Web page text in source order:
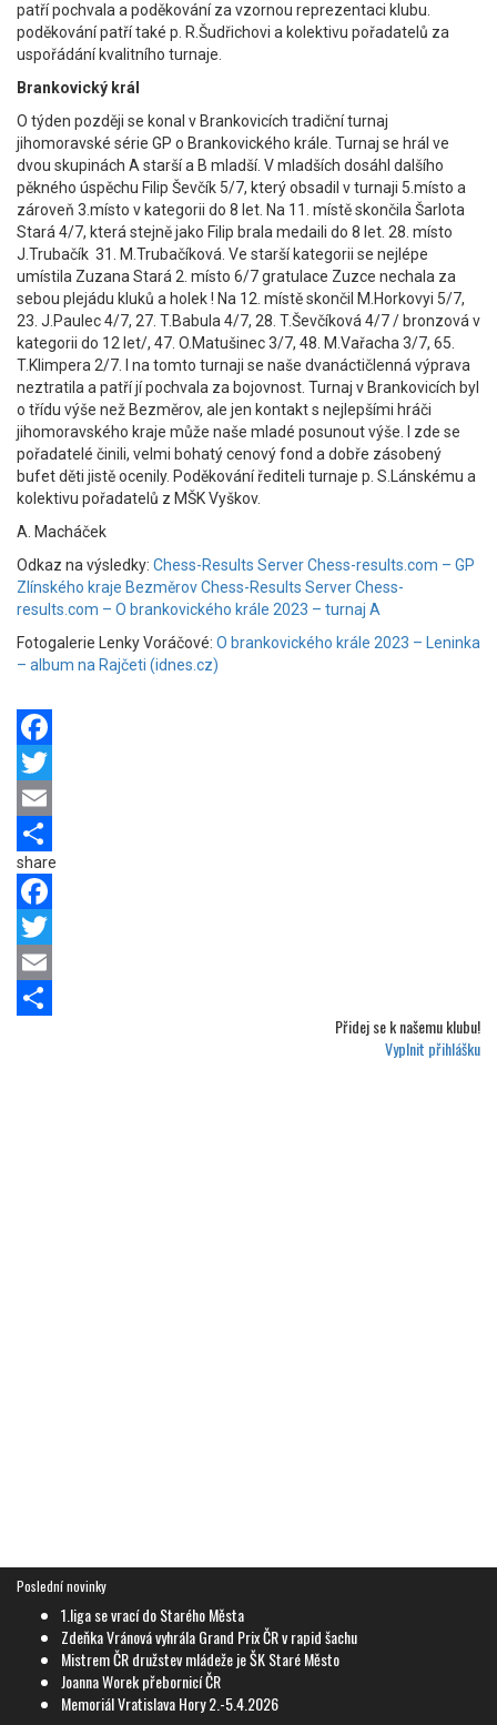
patří pochvala a poděkování za vzornou reprezentaci klubu.
poděkování patří také p. R.Šudřichovi a kolektivu pořadatelů za
uspořádání kvalitního turnaje.
Brankovický král
O týden později se konal v Brankovicích tradiční turnaj
jihomoravské série GP o Brankovického krále. Turnaj se hrál ve
dvou skupinách A starší a B mladší. V mladších dosáhl dalšího
pěkného úspěchu Filip Ševčík 5/7, který obsadil v turnaji 5.místo a
zároveň 3.místo v kategorii do 8 let. Na 11. místě skončila Šarlota
Stará 4/7, která stejně jako Filip brala medaili do 8 let. 28. místo
J.Trubačík 31. M.Trubačíková. Ve starší kategorii se nejlépe
umístila Zuzana Stará 2. místo 6/7 gratulace Zuzce nechala za
sebou plejádu kluků a holek ! Na 12. místě skončil M.Horkovyi 5/7,
23. J.Paulec 4/7, 27. T.Babula 4/7, 28. T.Ševčíková 4/7 / bronzová v
kategorii do 12 let/, 47. O.Matušinec 3/7, 48. M.Vařacha 3/7, 65.
T.Klimpera 2/7. I na tomto turnaji se naše dvanáctičlenná výprava
neztratila a patří jí pochvala za bojovnost. Turnaj v Brankovicích byl
o třídu výše než Bezměrov, ale jen kontakt s nejlepšími hráči
jihomoravského kraje může naše mladé posunout výše. I zde se
pořadatelé činili, velmi bohatý cenový fond a dobře zásobený
bufet děti jistě ocenily. Poděkování řediteli turnaje p. S.Lánskému a
kolektivu pořadatelů z MŠK Vyškov.
A. Macháček
Odkaz na výsledky: Chess-Results Server Chess-results.com – GP
Zlínského kraje BezměrovChess-Results Server Chess-
results.com – O brankovického krále 2023 – turnaj A
Fotogalerie Lenky Voráčové: O brankovického krále 2023 – Leninka
– album na Rajčeti (idnes.cz)
Facebook
Twitter
Email
Share
share
Facebook
Twitter
Email
Přidej se knašemu klubu!
Vyplnit přihlášku
Poslední novinky
1.liga se vrací do Starého Města
Zdeňka Vránová vyhrála Grand Prix ČR v rapid šachu
Mistrem ČR družstev mládeže je ŠK Staré Město
Joanna Worek přebornicí ČR
Memoriál Vratislava Hory 2.-5.4.2026